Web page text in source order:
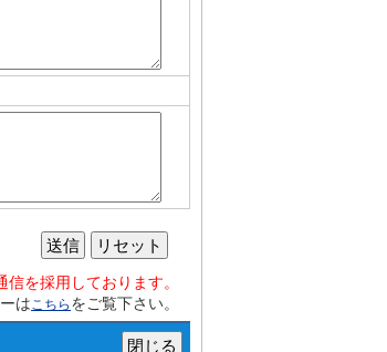
リセット
送信
を採用しております。
はこちら をご覧下さい。